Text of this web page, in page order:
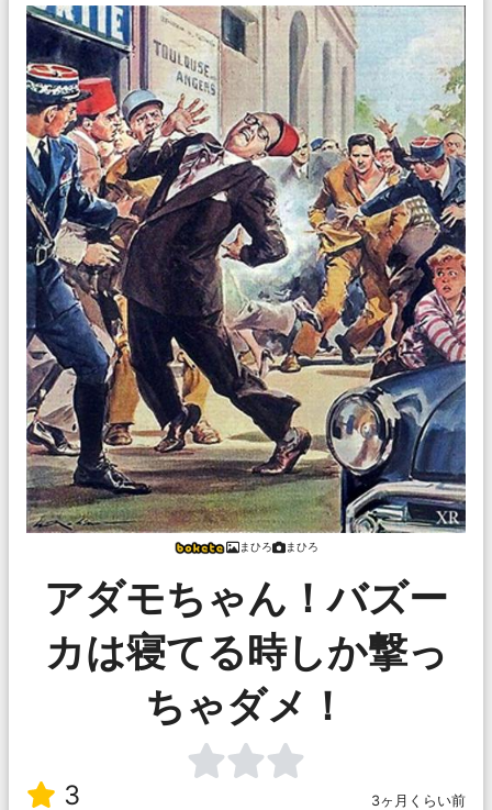
まひろ まひろ
アダモちゃん！バズー
カは寝てる時しか撃っ
ちゃダメ！
3 3ヶ月くらい前